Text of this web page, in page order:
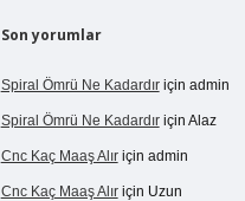
Son yorumlar
Spiral Ömrü Ne Kadardıriçin admin
Spiral Ömrü Ne Kadardıriçin Alaz
Cnc Kaç Maaş Alıriçin admin
Cnc Kaç Maaş Alıriçin Uzun